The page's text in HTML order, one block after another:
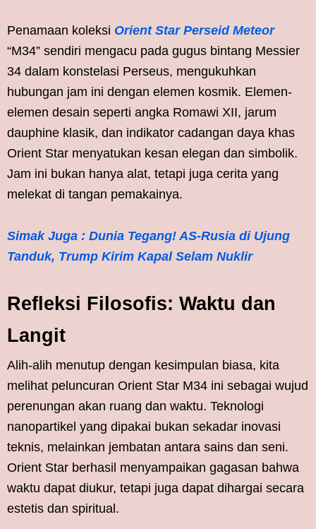
Penamaan koleksi Orient Star Perseid Meteor
“M34” sendiri mengacu pada gugus bintang Messier
34 dalam konstelasi Perseus, mengukuhkan
hubungan jam ini dengan elemen kosmik. Elemen-
elemen desain seperti angka Romawi XII, jarum
dauphine klasik, dan indikator cadangan daya khas
Orient Star menyatukan kesan elegan dan simbolik.
Jam ini bukan hanya alat, tetapi juga cerita yang
melekat di tangan pemakainya.
Simak Juga : Dunia Tegang! AS-Rusia di Ujung
Tanduk, Trump Kirim Kapal Selam Nuklir
Refleksi Filosofis: Waktu dan
Langit
Alih-alih menutup dengan kesimpulan biasa, kita
melihat peluncuran Orient Star M34 ini sebagai wujud
perenungan akan ruang dan waktu. Teknologi
nanopartikel yang dipakai bukan sekadar inovasi
teknis, melainkan jembatan antara sains dan seni.
Orient Star berhasil menyampaikan gagasan bahwa
waktu dapat diukur, tetapi juga dapat dihargai secara
estetis dan spiritual.